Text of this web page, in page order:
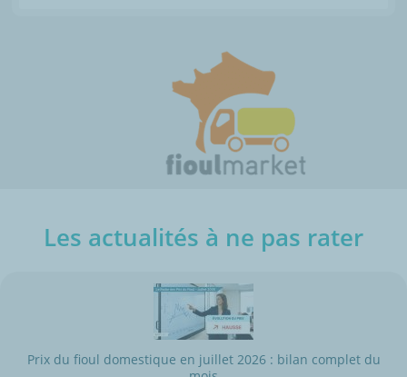
Les actualités à ne pas rater
Prix du fioul domestique en juillet 2026 : bilan complet du